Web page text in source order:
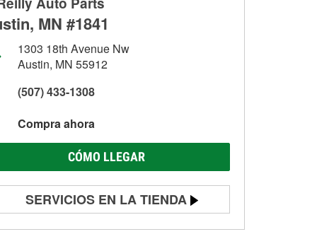
MN #1841
1303 18th Avenue Nw
Austin, MN 55912
(507) 433-1308
Compra ahora
CÓMO LLEGAR
SERVICIOS EN LA TIENDA
Prueba de batería